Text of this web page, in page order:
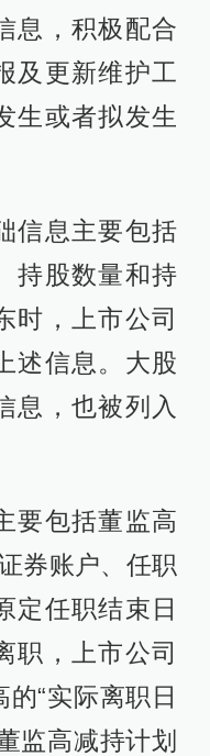
息，积极配合
及更新维护工
生或者拟发生
信息主要包括
持股数量和持
时，上市公司
述信息。大股
息，也被列入
要包括董监高
券账户、任职
定任职结束日
职，上市公司
“实际离职日
监高减持计划